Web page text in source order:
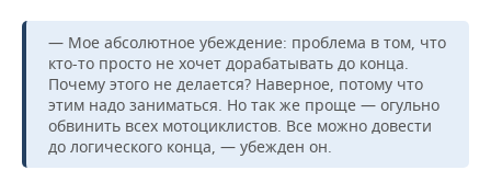
— Мое абсолютное убеждение: проблема в том, что
кто-то просто не хочет дорабатывать до конца.
Почему этого не делается? Наверное, потому что
этим надо заниматься. Но так же проще — огульно
обвинить всех мотоциклистов. Все можно довести
до логического конца, — убежден он.